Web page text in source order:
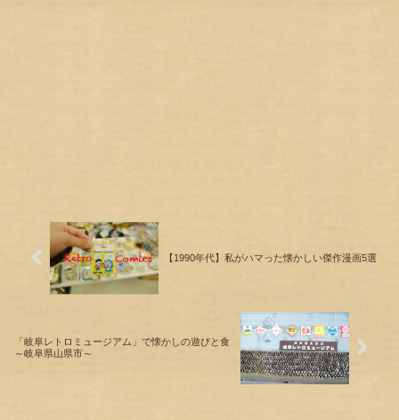
【1990年代】私がハマった懐かしい傑作漫画5選
「岐阜レトロミュージアム」で懐かしの遊びと食
～岐阜県山県市～